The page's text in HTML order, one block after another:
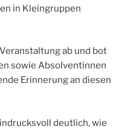
in Kleingruppen
ab und bot
sowie Absolventinnen
Erinnerung an diesen
deutlich, wie